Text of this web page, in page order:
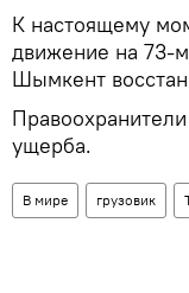
К настоящему
движение на 73-
Шымкент
ущерба.
В мире грузовик